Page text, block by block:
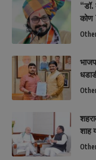
“डॉ.
कोण
शाह